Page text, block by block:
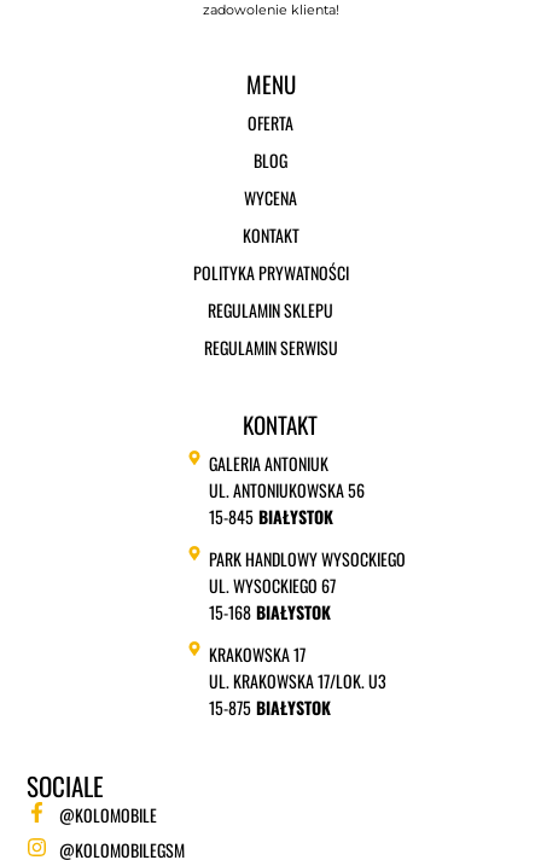
zadowolenie klienta!
SOCIALE
@KOLOMOBILE
@KOLOMOBILEGSM
MENU
OFERTA
BLOG
WYCENA
KONTAKT
POLITYKA PRYWATNOŚCI
REGULAMIN SKLEPU
REGULAMIN SERWISU
KONTAKT
GALERIA ANTONIUK
UL. ANTONIUKOWSKA 56
15-845BIAŁYSTOK
PARK HANDLOWY WYSOCKIEGO
UL. WYSOCKIEGO 67
15-168BIAŁYSTOK
KRAKOWSKA 17
UL. KRAKOWSKA 17/LOK. U3
15-875BIAŁYSTOK